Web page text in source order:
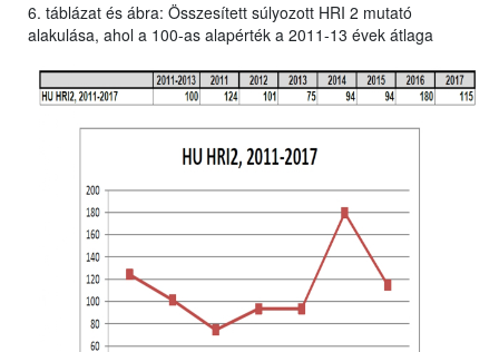
6. táblázat és ábra: Összesített súlyozott HRI 2 mutató
alakulása, ahol a 100-as alapérték a 2011-13 évek átlaga